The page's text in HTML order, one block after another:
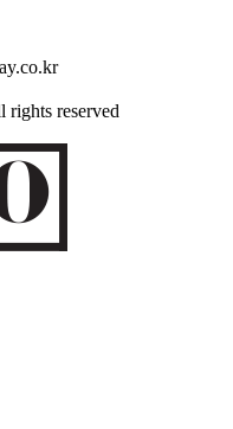
rights reserved